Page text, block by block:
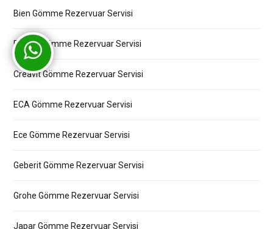
Bien Gömme Rezervuar Servisi
Bocchi Gömme Rezervuar Servisi
Creavit Gömme Rezervuar Servisi
ECA Gömme Rezervuar Servisi
Ece Gömme Rezervuar Servisi
Geberit Gömme Rezervuar Servisi
Grohe Gömme Rezervuar Servisi
Japar Gömme Rezervuar Servisi